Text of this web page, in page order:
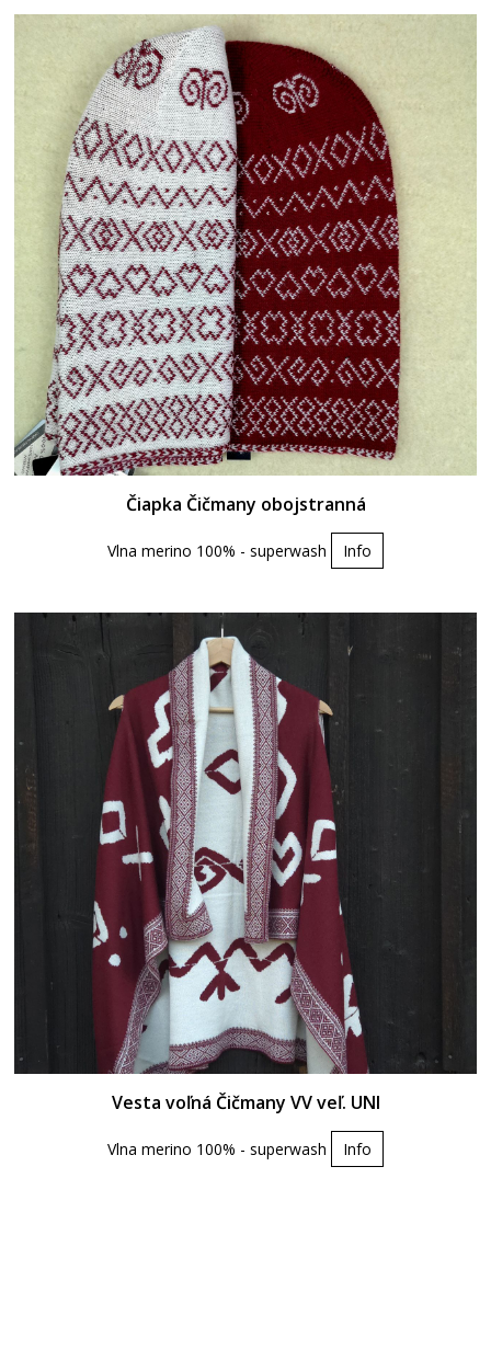
Čiapka Čičmany obojstranná
Vlna merino 100% - superwash Info
Vesta voľná Čičmany VV veľ. UNI
Vlna merino 100% - superwash Info